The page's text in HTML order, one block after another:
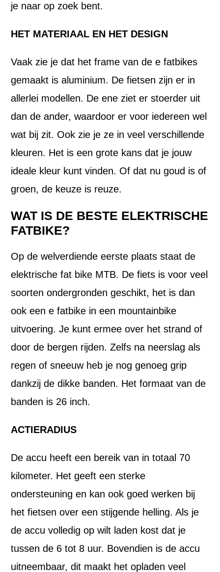
je naar op zoek bent.
HET MATERIAAL EN HET DESIGN
Vaak zie je dat het frame van de e fatbikes
gemaakt is aluminium. De fietsen zijn er in
allerlei modellen. De ene ziet er stoerder uit
dan de ander, waardoor er voor iedereen wel
wat bij zit. Ook zie je ze in veel verschillende
kleuren. Het is een grote kans dat je jouw
ideale kleur kunt vinden. Of dat nu goud is of
groen, de keuze is reuze.
WAT IS DE BESTE ELEKTRISCHE
FATBIKE?
Op de welverdiende eerste plaats staat de
elektrische fat bike MTB. De fiets is voor veel
soorten ondergronden geschikt, het is dan
ook een e fatbike in een mountainbike
uitvoering. Je kunt ermee over het strand of
door de bergen rijden. Zelfs na neerslag als
regen of sneeuw heb je nog genoeg grip
dankzij de dikke banden. Het formaat van de
banden is 26 inch.
ACTIERADIUS
De accu heeft een bereik van in totaal 70
kilometer. Het geeft een sterke
ondersteuning en kan ook goed werken bij
het fietsen over een stijgende helling. Als je
de accu volledig op wilt laden kost dat je
tussen de 6 tot 8 uur. Bovendien is de accu
uitneembaar, dit maakt het opladen veel